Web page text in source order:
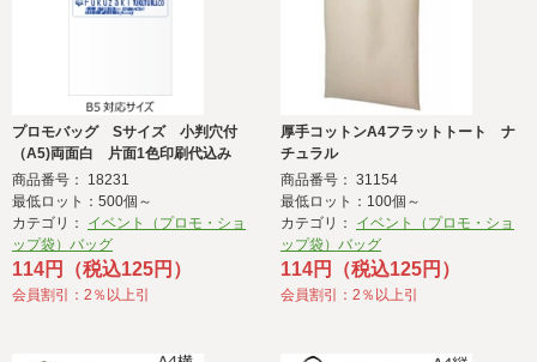
プロモバッグ Sサイズ 小判穴付
（A5)両面白 片面1色印刷代込み
商品番号： 18231
最低ロット：500個～
カテゴリ： イベント（プロモ・ショ
ップ袋）バッグ
114円（税込125円）
会員割引：2％以上引
厚手コットンA4フラットトート ナ
チュラル
商品番号： 31154
最低ロット：100個～
カテゴリ： イベント（プロモ・ショ
ップ袋）バッグ
114円（税込125円）
会員割引：2％以上引